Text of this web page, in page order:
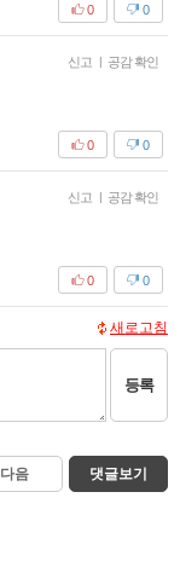
0
0
신고 | 공감 확인
0
0
신고 | 공감 확인
0
0
새로고침
등록
다음 댓글보기